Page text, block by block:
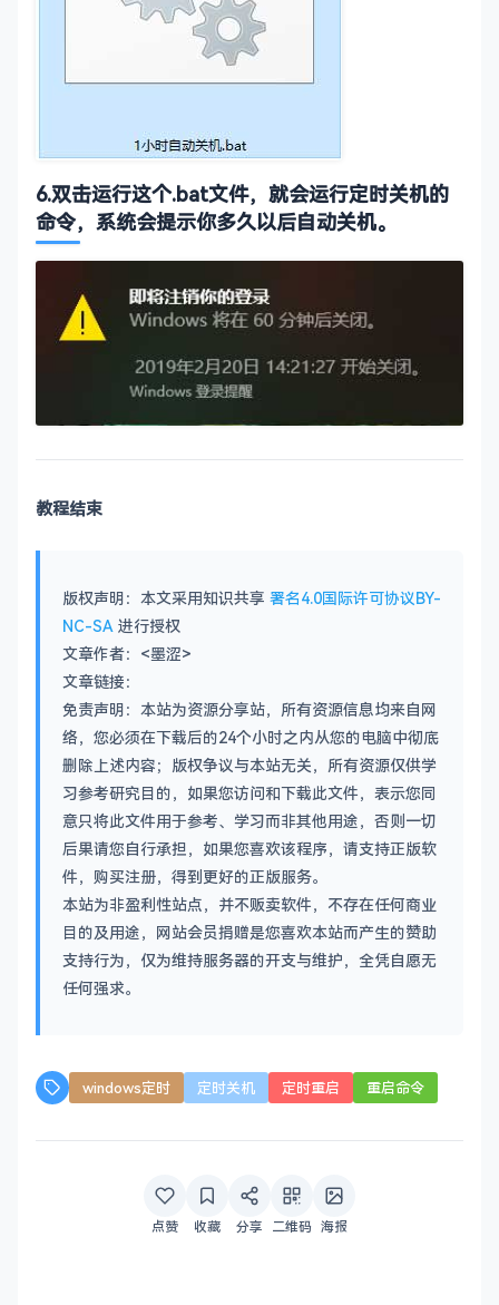
‌6.双击运行这个.bat文件，就会运行定时关机的
命令，系统会提示你多久以后自动关机。
教程结束
版权声明：本文采用知识共享 署名4.0国际许可协议BY-
NC-SA 进行授权
文章作者：<墨涩>
文章链接：
免责声明：本站为资源分享站，所有资源信息均来自网
络，您必须在下载后的24个小时之内从您的电脑中彻底
删除上述内容；版权争议与本站无关，所有资源仅供学
习参考研究目的，如果您访问和下载此文件，表示您同
意只将此文件用于参考、学习而非其他用途，否则一切
后果请您自行承担，如果您喜欢该程序，请支持正版软
件，购买注册，得到更好的正版服务。
本站为非盈利性站点，并不贩卖软件，不存在任何商业
目的及用途，网站会员捐赠是您喜欢本站而产生的赞助
支持行为，仅为维持服务器的开支与维护，全凭自愿无
任何强求。
windows定时 定时关机 定时重启 重启命令
点赞 收藏 分享 二维码 海报